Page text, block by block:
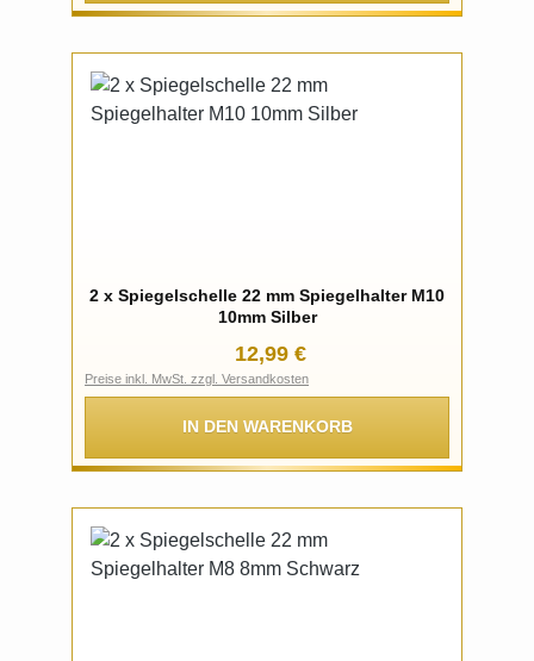
2 x Spiegelschelle 22 mm Spiegelhalter M10
10mm Silber
Regulärer Preis:
12,99 €
Preise inkl. MwSt. zzgl. Versandkosten
IN DEN WARENKORB